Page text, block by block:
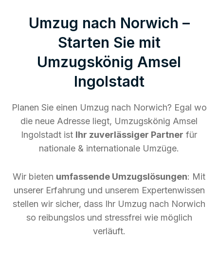
Umzug nach Norwich –
Starten Sie mit
Umzugskönig Amsel
Ingolstadt
Planen Sie einen Umzug nach Norwich? Egal wo
die neue Adresse liegt, Umzugskönig Amsel
Ingolstadt ist Ihr zuverlässiger Partner für
nationale & internationale Umzüge.
Wir bieten umfassende Umzugslösungen: Mit
unserer Erfahrung und unserem Expertenwissen
stellen wir sicher, dass Ihr Umzug nach Norwich
so reibungslos und stressfrei wie möglich
verläuft.